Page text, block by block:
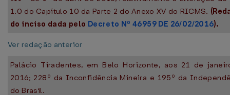
1.0 do Capítulo 10 da Parte 2 do Anexo XV do RICMS.
do inciso dada pelo Decreto Nº 46959 DE 26/02/2016).
Ver redação anterior
Palácio Tiradentes, em Belo Horizonte, aos 21 de
2016; 228º da Inconfidência Mineira e 195º da
do Brasil.